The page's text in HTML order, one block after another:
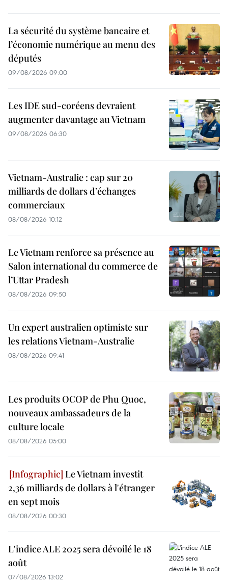
La sécurité du système bancaire et
l’économie numérique au menu des
députés
09/08/2026 09:00
Les IDE sud-coréens devraient
augmenter davantage au Vietnam
09/08/2026 06:30
Vietnam-Australie : cap sur 20
milliards de dollars d’échanges
commerciaux
08/08/2026 10:12
Le Vietnam renforce sa présence au
Salon international du commerce de
l’Uttar Pradesh
08/08/2026 09:50
Un expert australien optimiste sur
les relations Vietnam-Australie
08/08/2026 09:41
Les produits OCOP de Phu Quoc,
nouveaux ambassadeurs de la
culture locale
08/08/2026 05:00
Le Vietnam investit
2,36 milliards de dollars à l'étranger
en sept mois
08/08/2026 00:30
L'indice ALE 2025 sera dévoilé le 18
août
07/08/2026 13:02